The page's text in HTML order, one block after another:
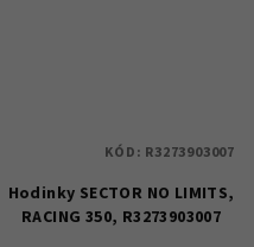
Hodinky SECTOR NO LIMITS,
RACING 350, R3273903007
KÓD: R3273903007